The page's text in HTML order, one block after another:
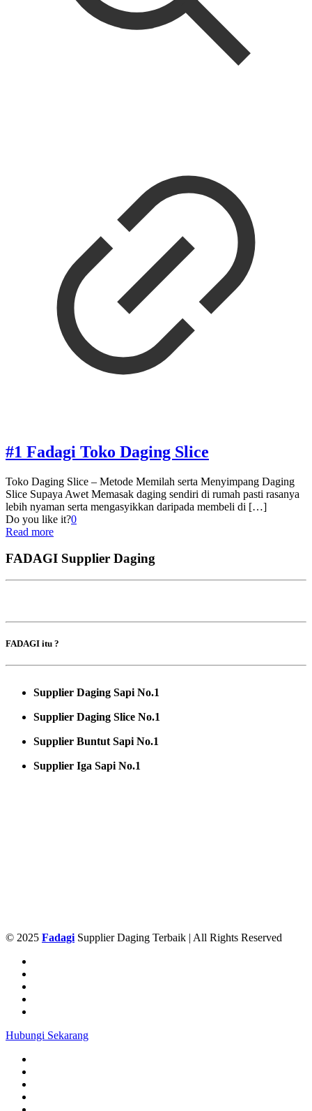
#1 Fadagi Toko Daging Slice
Toko Daging Slice – Metode Memilah serta Menyimpang Daging
Slice Supaya Awet Memasak daging sendiri di rumah pasti rasanya
lebih nyaman serta mengasyikkan daripada membeli di […]
Do you like it?0
Read more
FADAGI Supplier Daging
FADAGI itu ?
Supplier Daging Sapi No.1
Supplier Daging Slice No.1
Supplier Buntut Sapi No.1
Supplier Iga Sapi No.1
© 2025 FadagiSupplier Daging Terbaik | All Rights Reserved
Hubungi Sekarang